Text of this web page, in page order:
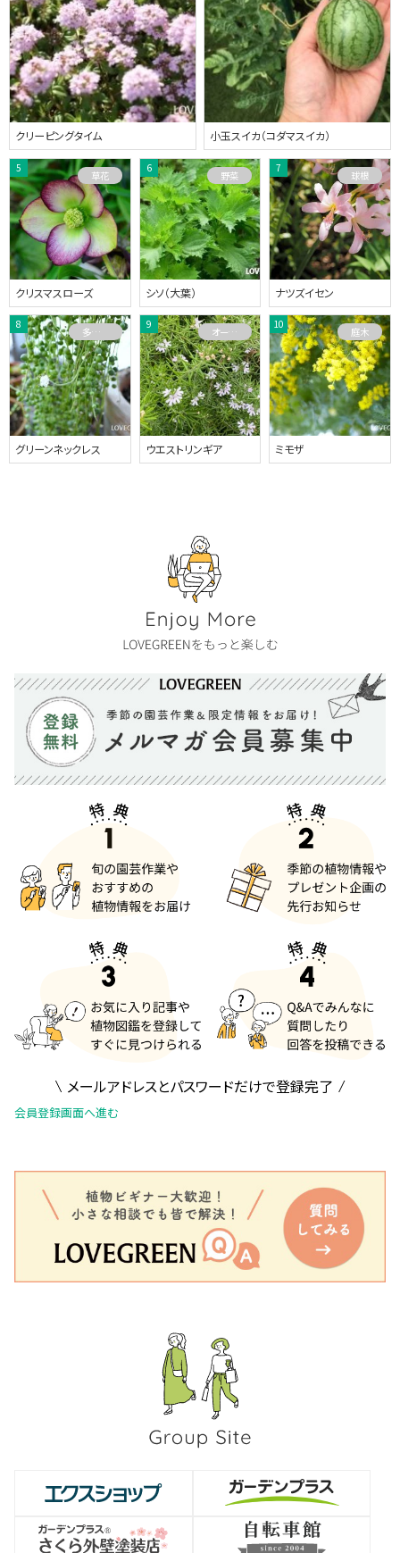
クリーピングタイム 小玉スイカ（コダマスイカ）
クリスマスローズ
草花
シソ（大葉）
野菜
ナツズイセン
球根
グリーンネックレス
多肉植物
ウエストリンギア
オーストラリアプランツ
ミモザ
庭木
メールアドレスとパスワードだけで登録完了
会員登録画面へ進む